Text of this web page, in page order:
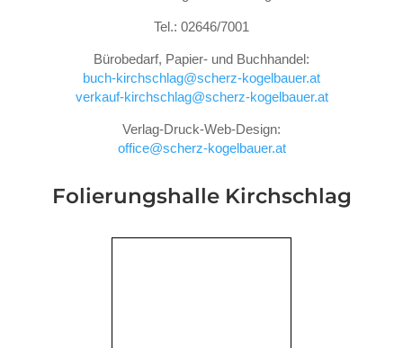
Tel.: 02646/7001
Bürobedarf, Papier- und Buchhandel:
buch-kirchschlag@scherz-kogelbauer.at
verkauf-kirchschlag@scherz-kogelbauer.at
Verlag-Druck-Web-Design:
office@scherz-kogelbauer.at
Folierungshalle Kirchschlag